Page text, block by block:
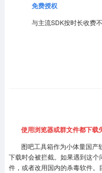
免费授权
与主流SDK按时长收费不
使用浏览器或群文件都下载
图吧工具箱作为小体量国产
下载时会被拦截。如果遇到这
件，或者改用国内的杀毒软件。